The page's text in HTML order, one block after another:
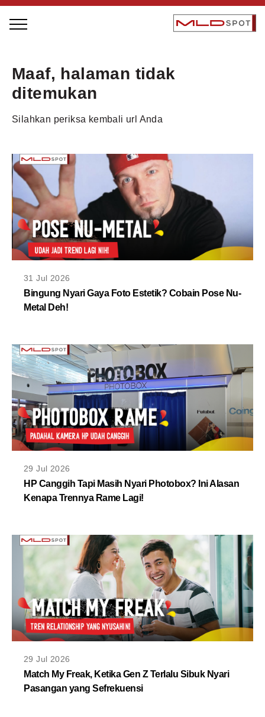
LOCAL GREATNESS
INSPIRING PRODUCTS
INSPIRING COMMUNITIES
TRENDING
EVENTS
MLDPODCAST
VIDEOS
MLDPOINTS
Maaf, halaman tidak
ditemukan
Silahkan periksa kembali url Anda
31 Jul 2026
Bingung Nyari Gaya Foto Estetik? Cobain Pose Nu-
Metal Deh!
29 Jul 2026
HP Canggih Tapi Masih Nyari Photobox? Ini Alasan
Kenapa Trennya Rame Lagi!
29 Jul 2026
Match My Freak, Ketika Gen Z Terlalu Sibuk Nyari
Pasangan yang Sefrekuensi